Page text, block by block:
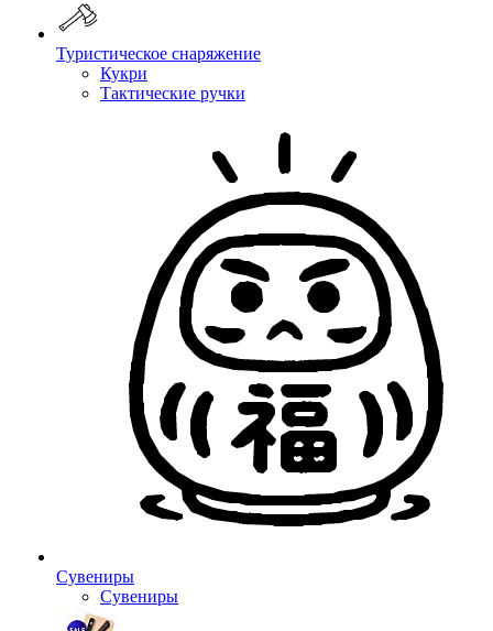
Туристическое снаряжение
Кукри
Тактические ручки
Сувениры
Сувениры